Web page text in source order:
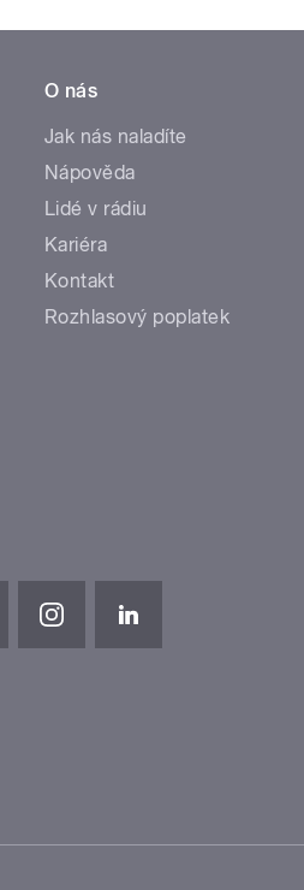
O nás
Jak nás naladíte
Nápověda
Lidé v rádiu
Kariéra
Kontakt
Rozhlasový poplatek